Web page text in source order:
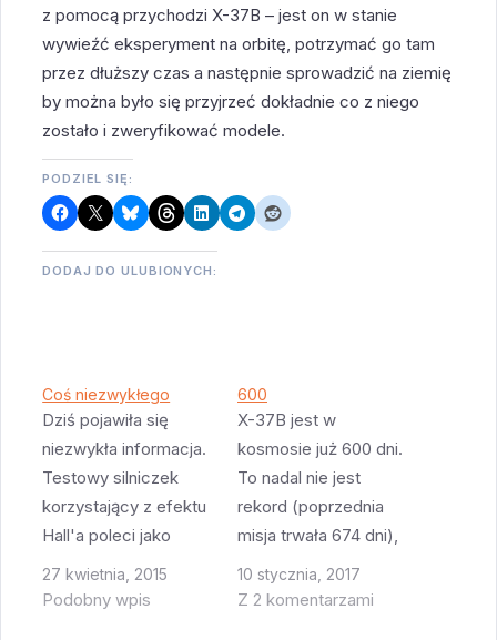
z pomocą przychodzi X-37B – jest on w stanie
wywieźć eksperyment na orbitę, potrzymać go tam
przez dłuższy czas a następnie sprowadzić na ziemię
by można było się przyjrzeć dokładnie co z niego
zostało i zweryfikować modele.
PODZIEL SIĘ:
DODAJ DO ULUBIONYCH:
Coś niezwykłego
Dziś pojawiła się
niezwykła informacja.
Testowy silniczek
korzystający z efektu
Hall'a poleci jako
jeden z
eksperymentów w
27 kwietnia, 2015
Podobny wpis
600
X-37B jest w
kosmosie już 600 dni.
To nadal nie jest
rekord (poprzednia
misja trwała 674 dni),
ale jak X-37B nie
wyląduje do połowy
10 stycznia, 2017
Z 2 komentarzami